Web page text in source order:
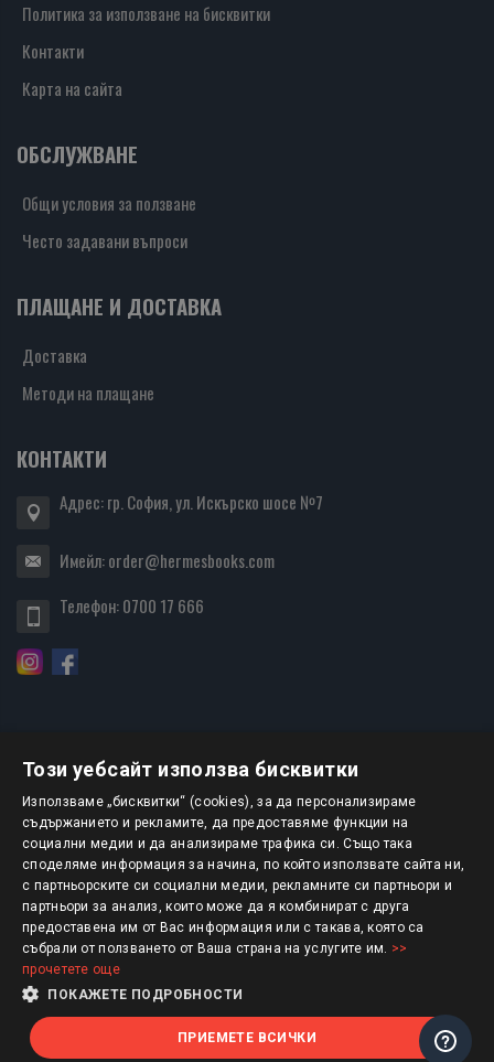
Политика за използване на бисквитки
Контакти
Карта на сайта
ОБСЛУЖВАНЕ
Общи условия за ползване
Често задавани въпроси
ПЛАЩАНЕ И ДОСТАВКА
Доставка
Методи на плащане
КОНТАКТИ
Адрес: гр. София, ул. Искърско шосе №7
Имейл:order@hermesbooks.com
Телефон:0700 17 666
БЮЛЕТИН
АБОНИРАНЕ
Авторско право © 2025 HERMESBOOKS.BG
1 EUR = 1.95583 BGN
Този уебсайт използва бисквитки
Използваме „бисквитки“ (cookies), за да персонализираме
съдържанието и рекламите, да предоставяме функции на
социални медии и да анализираме трафика си. Също така
споделяме информация за начина, по който използвате сайта ни,
с партньорските си социални медии, рекламните си партньори и
партньори за анализ, които може да я комбинират с друга
предоставена им от Вас информация или с такава, която са
събрали от ползването от Ваша страна на услугите им. >>
прочетете още
ПОКАЖЕТЕ ПОДРОБНОСТИ
ПРИЕМЕТЕ ВСИЧКИ